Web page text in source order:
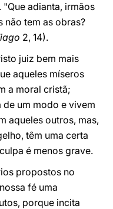
adianta, irmãos
não tem as obras?
2, 14).
juiz bem mais
aqueles míseros
a moral cristã;
um modo e vivem
aqueles outros, mas,
têm uma certa
é menos grave.
propostos no
fé uma
porque incita